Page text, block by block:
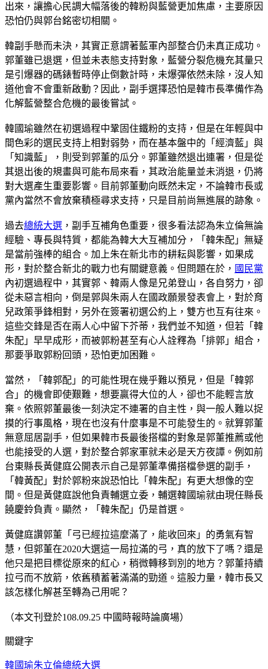
出來，讓擔心民調大幅落後的韓粉與藍營更加焦慮，主要原因
恐怕仍與郭台銘密切相關。
韓副手懸而未決，其實正意謂著藍軍內部整合仍未真正成功。
郭董雖已退選，但並未表態支持對象，藍營分裂危機充其量只
是引爆器的碼錶暫時停止倒數計時，未爆彈依然未除，沒人知
道他會不會重新啟動？因此，副手選擇恐怕是韓市長準備作為
化解藍營整合危機的最後嘗試。
韓國瑜雖然在初選過程中鞏固住鐵粉的支持，但是在年輕與中
間色彩的選民支持上相對弱勢，而在基本盤中的「經濟藍」與
「知識藍」，則受到郭董的瓜分。郭董雖然退出連署，但是從
其退出後的規畫與可能布局來看，其政治能量並未消退，仍將
對大選產生重要影響。目前郭董動向既然未定，不論韓市長或
黨內當然不會放棄積極尋求支持，只是目前尚無進展的跡象。
過去總統大選 ，副手互補角色重要，很多看法認為朱立倫無論
經驗、專長與特質，都能為韓大大互補加分，「韓朱配」無疑
是當前強棒的組合。加上朱在新北市的耕耘與影響，如果成
形，對於整合新北的戰力也有關鍵意義。但問題在於， 國民黨
內初選過程中，其實郭、韓兩人像是兄弟登山，各自努力，卻
從未惡言相向，倒是郭與朱兩人在國政願景發表會上，對於育
兒政策爭鋒相對，另外在簽署初選公約上，雙方也互有往來。
這些交鋒是否在兩人心中留下芥蒂，我們並不知道，但若「韓
朱配」早早成形，而被郭粉甚至有心人詮釋為「排郭」組合，
那要爭取郭粉回頭，恐怕更加困難。
當然，「韓郭配」的可能性現在幾乎難以預見，但是「韓郭
合」的機會即使艱難，想要贏得大位的人，卻也不能輕言放
棄。依照郭董最後一刻決定不連署的自主性，與一般人難以捉
摸的行事風格，現在也沒有什麼事是不可能發生的。就算郭董
無意屈居副手，但如果韓市長最後搭檔的對象是郭董推薦或他
也能接受的人選，對於整合郭家軍就未必是天方夜譚。例如前
台東縣長黃健庭公開表示自己是郭董準備搭檔參選的副手，
「韓黃配」對於郭粉來說恐怕比「韓朱配」有更大想像的空
間。但是黃健庭說他負責輔選立委，輔選韓國瑜就由現任縣長
饒慶鈴負責。顯然，「韓朱配」仍是首選。
黃健庭讚郭董「弓已經拉這麼滿了，能收回來」的勇氣有智
慧，但郭董在2020大選這一局拉滿的弓，真的放下了嗎？還是
他只是把目標從原來的紅心，稍微轉移到別的地方？郭董持續
拉弓而不放箭，依舊積蓄著滿滿的勁道。這股力量，韓市長又
該怎樣化解甚至轉為己用呢？
（本文刊登於108.09.25 中國時報時論廣場）
關鍵字
韓國瑜朱立倫總統大選